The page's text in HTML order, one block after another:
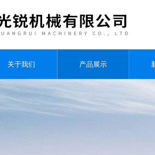
关于我们 产品展示